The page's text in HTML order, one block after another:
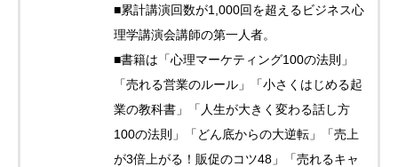
■累計講演回数が1,000回を超えるビジネス心
理学講演会講師の第一人者。
■書籍は「心理マーケティング100の法則」
「売れる営業のルール」「小さくはじめる起
業の教科書」「人生が大きく変わる話し方
100の法則」「どん底からの大逆転」「売上
が3倍上がる！販促のコツ48」「売れるキャ